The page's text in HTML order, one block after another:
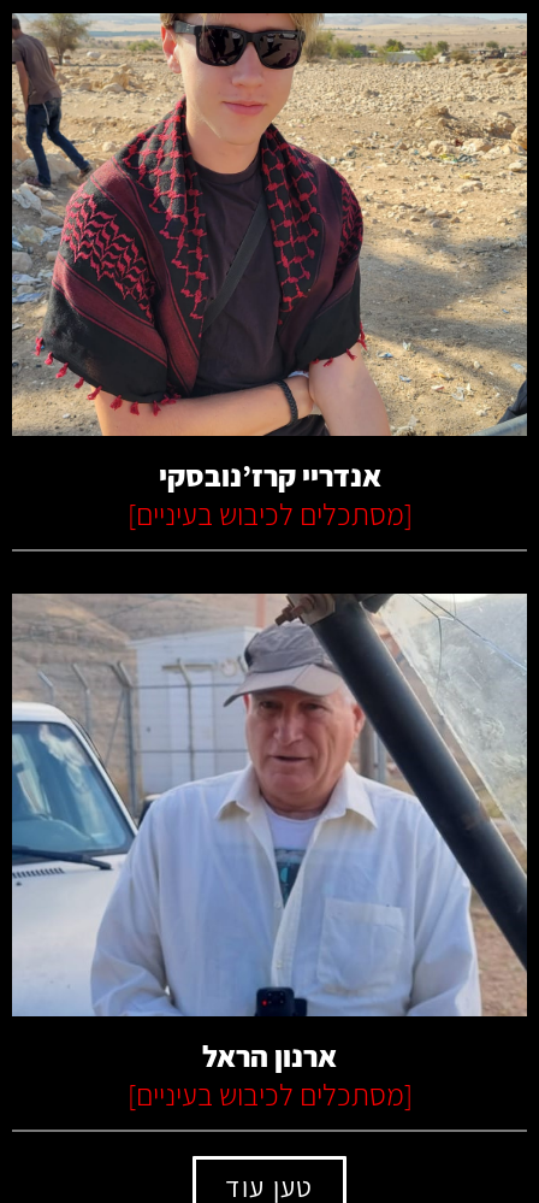
קרא עוד
אנדריי קרז’נובסקי
[מסתכלים לכיבוש בעיניים]
קרא עוד
ארנון הראל
[מסתכלים לכיבוש בעיניים]
טען עוד